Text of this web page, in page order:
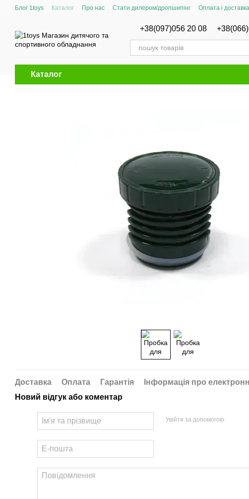
Перейти до основного контенту
Блог 1toys Каталог Про нас Стати дилером/дропшипінг Оплата і доставка
+38(097)056 20 08
Каталог
Доставка Оплата Гарантія
Інформація про
Новий відгук або коментар
Увійти за допомогою